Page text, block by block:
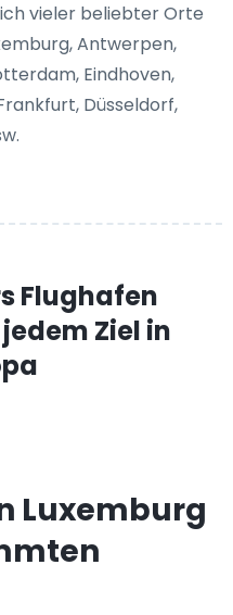
vieler beliebter Orte
Antwerpen,
Eindhoven,
Düsseldorf,
Flughafen
Ziel in
Luxemburg